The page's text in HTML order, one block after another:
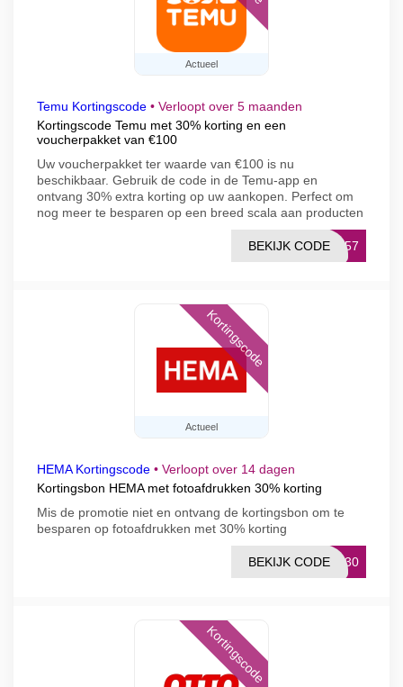
Actueel
Temu Kortingscode • Verloopt over 5 maanden
Kortingscode Temu met 30% korting en een
voucherpakket van €100
Uw voucherpakket ter waarde van €100 is nu
beschikbaar. Gebruik de code in de Temu-app en
ontvang 30% extra korting op uw aankopen. Perfect om
nog meer te besparen op een breed scala aan producten
4157
BEKIJK CODE
Actueel
Kortingscode
HEMA Kortingscode • Verloopt over 14 dagen
Kortingsbon HEMA met fotoafdrukken 30% korting
Mis de promotie niet en ontvang de kortingsbon om te
besparen op fotoafdrukken met 30% korting
4330
BEKIJK CODE
Kortingscode